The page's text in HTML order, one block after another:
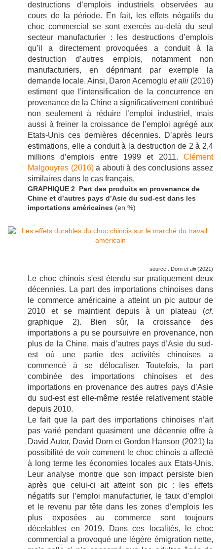
destructions d’emplois industriels observées au
cours de la période. En fait, les effets négatifs du
choc commercial se sont exercés au-delà du seul
secteur manufacturier : les destructions d’emplois
qu’il a directement provoquées a conduit à la
destruction d’autres emplois, notamment non
manufacturiers, en déprimant par exemple la
demande locale. Ainsi, Daron Acemoglu et alii (2016)
estiment que l’intensification de la concurrence en
provenance de la Chine a significativement contribué
non seulement à réduire l’emploi industriel, mais
aussi à freiner la croissance de l’emploi agrégé aux
Etats-Unis ces dernières décennies. D’après leurs
estimations, elle a conduit à la destruction de 2 à 2,4
millions d’emplois entre 1999 et 2011. Clément
Malgouyres (2016)a abouti à des conclusions assez
similaires dans le cas français.
GRAPHIQUE 2 Part des produits en provenance de
Chine et d’autres pays d’Asie du sud-est dans les
importations américaines (en %)
source : Dorn et alii(2021)
Le choc chinois s'est étendu sur pratiquement deux
décennies. La part des importations chinoises dans
le commerce américaine a atteint un pic autour de
2010 et se maintient depuis à un plateau (cf.
graphique 2). Bien sûr, la croissance des
importations a pu se poursuivre en provenance, non
plus de la Chine, mais d’autres pays d’Asie du sud-
est où une partie des activités chinoises a
commencé à se délocaliser. Toutefois, la part
combinée des importations chinoises et des
importations en provenance des autres pays d’Asie
du sud-est est elle-même restée relativement stable
depuis 2010.
Le fait que la part des importations chinoises n’ait
pas varié pendant quasiment une décennie offre à
David Autor, David Dorn et Gordon Hanson (2021) la
possibilité de voir comment le choc chinois a affecté
à long terme les économies locales aux Etats-Unis.
Leur analyse montre que son impact persiste bien
après que celui-ci ait atteint son pic : les effets
négatifs sur l’emploi manufacturier, le taux d’emploi
et le revenu par tête dans les zones d’emplois les
plus exposées au commerce sont toujours
décelables en 2019. Dans ces localités, le choc
commercial a provoqué une légère émigration nette,